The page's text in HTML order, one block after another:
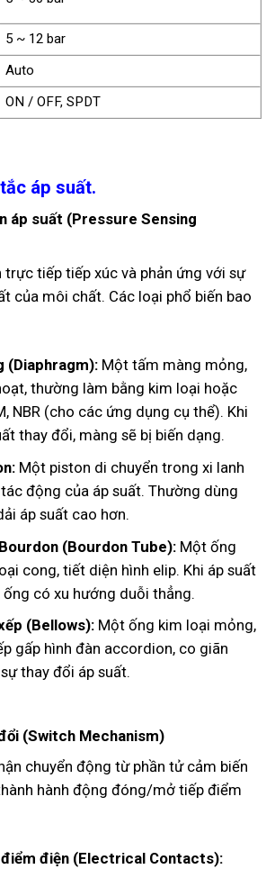
5 ~ 12 bar
Auto
ON / OFF, SPDT
áp suất.
áp suất (Pressure Sensing
trực tiếp tiếp xúc và phản ứng với sự
của môi chất. Các loại phổ biến bao
(Diaphragm):Một tấm màng mỏng,
thường làm bằng kim loại hoặc
NBR (cho các ứng dụng cụ thể). Khi
thay đổi, màng sẽ bị biến dạng.
Một piston di chuyển trong xi lanh
động của áp suất. Thường dùng
áp suất cao hơn.
(Bourdon Tube):Một ống
cong, tiết diện hình elip. Khi áp suất
ống có xu hướng duỗi thẳng.
(Bellows):Một ống kim loại mỏng,
gấp hình đàn accordion, co giãn
thay đổi áp suất.
(Switch Mechanism)
chuyển động từ phần tử cảm biến
hành động đóng/mở tiếp điểm
điện (Electrical Contacts):